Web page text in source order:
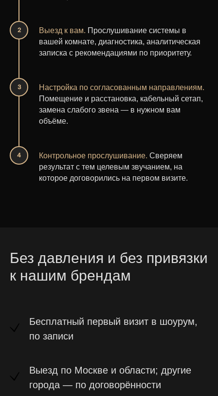
Выезд к вам. Прослушивание системы в
вашей комнате, диагностика, аналитическая
записка с рекомендациями по приоритету.
Настройка по согласованным направлениям.
Помещение и расстановка, кабельный сетап,
замена слабого звена — в нужном вам
объёме.
Контрольное прослушивание. Сверяем
результат с тем целевым звучанием, на
которое договорились на первом визите.
Без давления и без привязки
к нашим брендам
Бесплатный первый визит в шоурум,
по записи
Выезд по Москве и области; другие
города — по договорённости
Оставьте заявку
На первом этапе определим ваш звук; выезд и
настройка — следующим шагом, по